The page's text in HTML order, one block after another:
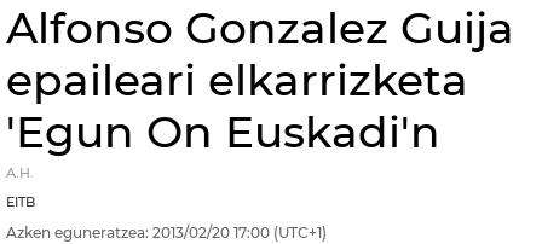
Alfonso Gonzalez Guija
epaileari elkarrizketa
'Egun On Euskadi'n
A.H.
EITB
Azken eguneratzea: 2013/02/20 17:00 (UTC+1)